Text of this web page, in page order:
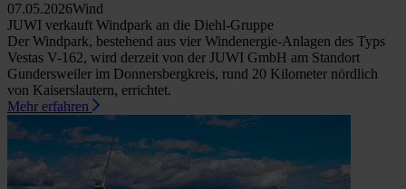
07.05.2026Wind
JUWI verkauft Windpark an die Diehl-Gruppe
Der Windpark, bestehend aus vier Windenergie-Anlagen des Typs
Vestas V-162, wird derzeit von der JUWI GmbH am Standort
Gundersweiler im Donnersbergkreis, rund 20 Kilometer nördlich
von Kaiserslautern, errichtet.
Mehr erfahren